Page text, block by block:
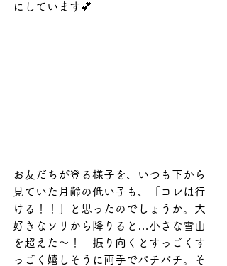
にしています💕
お友だちが登る様子を、いつも下から
見ていた月齢の低い子も、「コレは行
ける！！」と思ったのでしょうか。大
好きなソリから降りると…小さな雪山
を超えた～！　振り向くとすっごくす
っごく嬉しそうに両手でパチパチ。そ